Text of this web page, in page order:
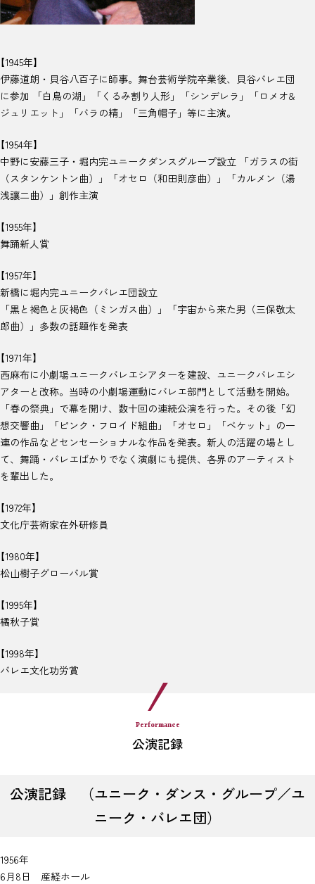
1945年】
伊藤道朗・貝谷八百子に師事。舞台芸術学院卒業後、貝谷バレエ団
に参加 「白鳥の湖」「くるみ割り人形」「シンデレラ」「ロメオ&
ジュリエット」「バラの精」「三角帽子」等に主演。
1954年】
中野に安藤三子・堀内完ユニークダンスグループ設立 「ガラスの街
（スタンケントン曲）」「オセロ（和田則彦曲）」「カルメン（湯
浅讓二曲）」創作主演
1955年】
舞踊新人賞
1957年】
新橋に堀内完ユニークバレエ団設立
「黒と褐色と灰褐色（ミンガス曲）」「宇宙から来た男（三保敬太
郎曲）」多数の話題作を発表
1971年】
西麻布に小劇場ユニークバレエシアターを建設、ユニークバレエシ
アターと改称。当時の小劇場運動にバレエ部門として活動を開始。
「春の祭典」で幕を開け、数十回の連続公演を行った。その後「幻
想交響曲」「ピンク・フロイド組曲」「オセロ」「ベケット」の一
連の作品などセンセーショナルな作品を発表。新人の活躍の場とし
て、舞踊・バレエばかりでなく演劇にも提供、各界のアーティスト
を輩出した。
1972年】
文化庁芸術家在外研修員
1980年】
松山樹子グローバル賞
1995年】
橘秋子賞
1998年】
バレエ文化功労賞
Performance
公演記録
公演記録 （ユニーク・ダンス・グループ／ユ
ニーク・バレエ団）
1956年
6月8日 産経ホール